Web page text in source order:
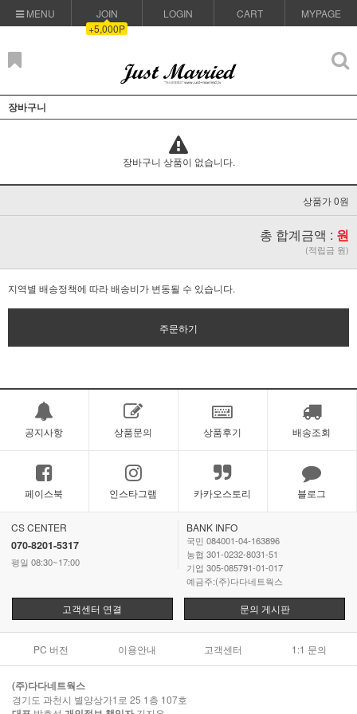
MENU
JOIN
+5,000P
LOGIN CART MYPAGE
장바구니
장바구니 상품이 없습니다.
상품가 0원
총 합계금액 : 원
(적립금 원)
지역별 배송정책에 따라 배송비가 변동될 수 있습니다.
주문하기
공지사항 상품문의 상품후기 배송조회
페이스북 인스타그램 카카오스토리 블로그
CS CENTER
070-8201-5317
평일 08:30~17:00
고객센터 연결
BANK INFO
국민 084001-04-163896
농협 301-0232-8031-51
기업 305-085791-01-017
예금주:(주)다다네트웍스
문의 게시판
PC 버전 이용안내 고객센터 1:1 문의
(주)다다네트웍스
경기도 과천시 별양상가1로 25 1층 107호